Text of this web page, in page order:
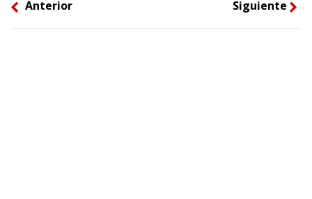
left Anterior Siguiente right